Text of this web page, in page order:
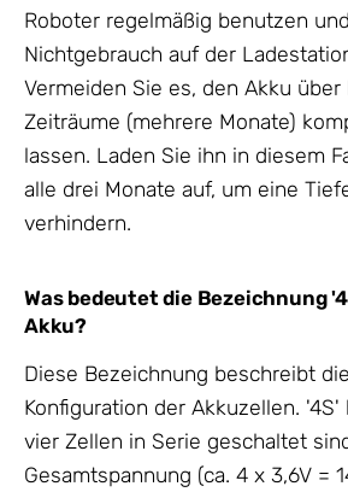
Roboter regelmäßig benutzen
Nichtgebrauch auf der
Vermeiden Sie es, den Akku über
Zeiträume (mehrere Monate)
lassen. Laden Sie ihn in diesem
alle drei Monate auf, um eine
verhindern.
Was bedeutet die Bezeichnung
Akku?
Diese Bezeichnung beschreibt
Konfiguration der Akkuzellen.
vier Zellen in Serie geschaltet
Gesamtspannung (ca. 4 x 3,6V =